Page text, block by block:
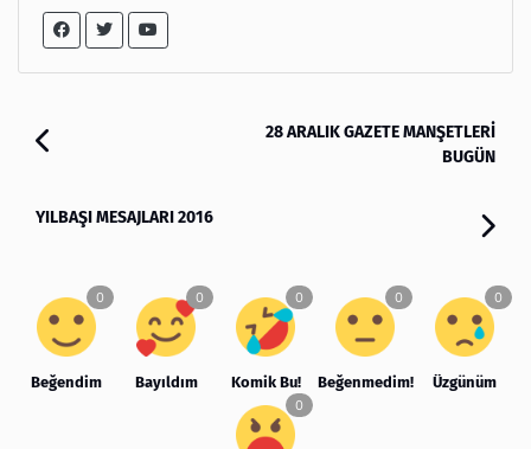
28 ARALIK GAZETE MANŞETLERİ
BUGÜN
YILBAŞI MESAJLARI 2016
Beğendim Bayıldım Komik Bu! Beğenmedim! Üzgünüm